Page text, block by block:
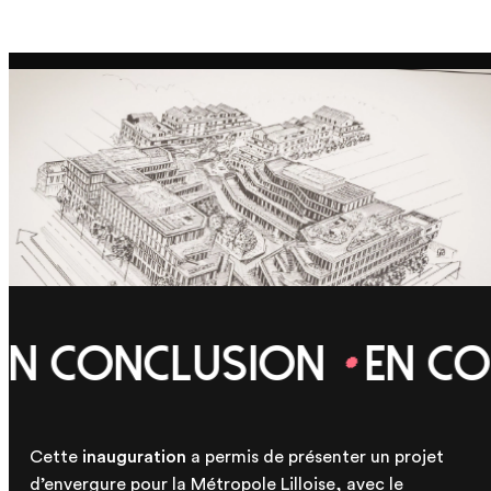
conclusion * En
Cette inauguration a permis de présenter un projet
d’envergure pour la Métropole Lilloise, avec le